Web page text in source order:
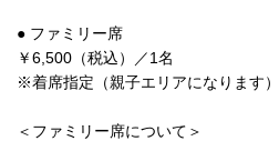
● ファミリー席
￥6,500（税込）／1名
※着席指定（親子エリアになります）
＜ファミリー席について＞